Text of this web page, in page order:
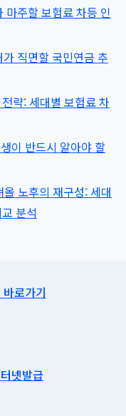
주할 보험료 차등 인
직면할 국민연금 추
략: 세대별 보험료 차
이 반드시 알아야 할
노후의 재구성: 세대
분석
바로가기
넷발급